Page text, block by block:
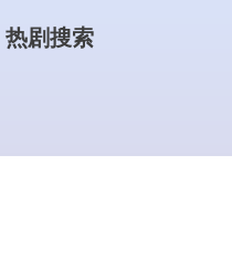
热剧搜索